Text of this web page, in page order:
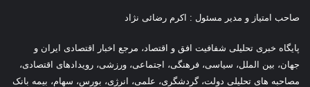
صاحب امتیاز و مدیر مسئول : اکرم رضائی نژاد
پایگاه خبری تحلیلی شفافیت افق و اقتصاد، مرجع اخبار اقتصادی ایران و
جهان، بین الملل، سیاسی، فرهنگی، اجتماعی، ورزشی، رویدادهای اقتصادی،
مصاحبه های تحلیلی دولت، گردشگری، علمی، انرژی، بورس، سهام، بیمه بانک